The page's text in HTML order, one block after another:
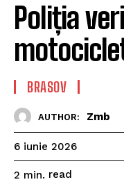
Poliția
BRASOV
AUTHOR: Zmb
6 iunie 2026
2 min. read